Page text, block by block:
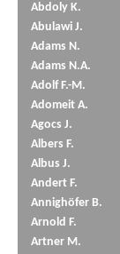
Abdoly K.
Abulawi J.
Adams N.
Adams N.A.
Adolf F.-M.
Adomeit A.
Agocs J.
Albers F.
Albus J.
Andert F.
Annighöfer B.
Arnold F.
Artner M.